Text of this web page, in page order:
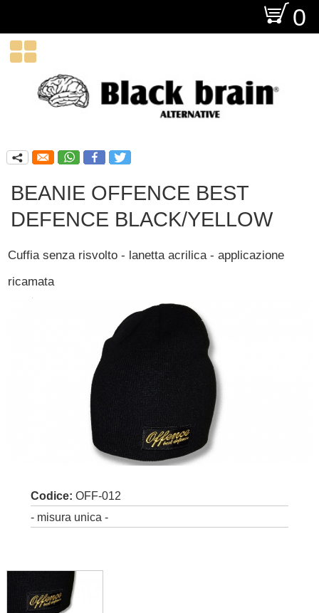
O 0

q
BEANIE OFFENCE BEST
DEFENCE BLACK/YELLOW
Cuffia senza risvolto - lanetta acrilica - applicazione
ricamata
Codice:OFF-012
- misura unica -